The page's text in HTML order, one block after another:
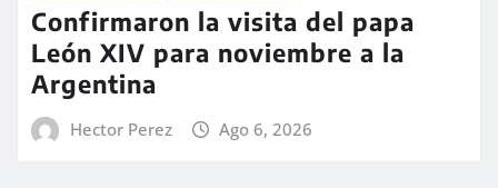
Confirmaron la visita del papa
León XIV para noviembre a la
Argentina
Hector Perez Ago 6, 2026